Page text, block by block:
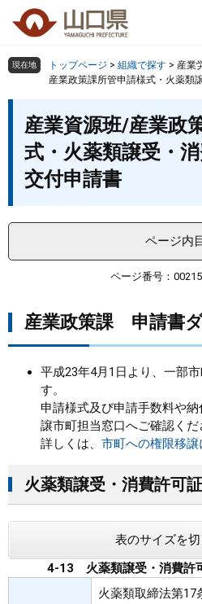
の
頭
ー
飛
へ
組織で探す
トップページ
くらし・環境
教育・文化・スポーツ
まちづくり
県政情報
検索の仕方 組織で探す サ
現在地 トップページ > 組織で探す > 産業
産業政策課所管申請様式・火薬類
産業資源班/産業政
式・火薬類譲受・
交付申請書
ページ内
ページ番号：
産業政策課 申請書
平成23年4月1日より、一部
す。
申請様式及び申請手数料や
譲市町担当窓口へご確認くだ
詳しくは、 市町への権限移譲
火薬類譲受・消費許可
表のサイズを
4-13 火薬類譲受・消費許
火薬類取締法第17